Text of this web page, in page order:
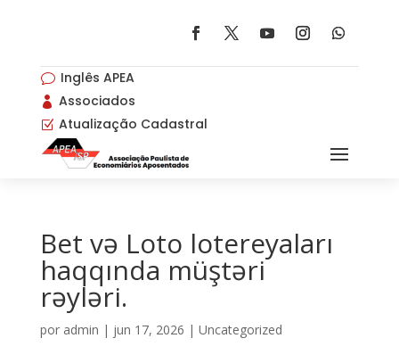
v Inglês APEA
 Associados
Z Atualização Cadastral
Bet və Loto lotereyaları
haqqında müştəri
rəyləri.
por admin | jun 17, 2026 | Uncategorized